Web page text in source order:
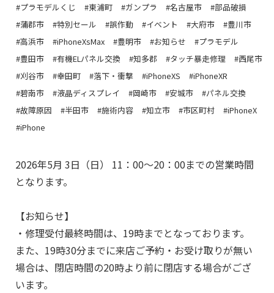
#プラモデルくじ #東浦町 #ガンプラ #名古屋市
#部品破損
#蒲郡市
#特別セール #誤作動 #イベント #大府市
#豊川市
#高浜市
#iPhoneXsMax #豊明市 #お知らせ
#プラモデル
#豊田市
#有機ELパネル交換 #知多郡 #タッチ暴走修理
#西尾市
#刈谷市
#幸田町 #落下・衝撃 #iPhoneXS
#iPhoneXR
#碧南市
#液晶ディスプレイ #岡崎市 #安城市
#パネル交換
#故障原因
#半田市 #施術内容 #知立市 #市区町村
#iPhoneX
#iPhone
2026年5月 3日（日） 11：00～20：00までの営業時間
となります。
【お知らせ】
・修理受付最終時間は、19時までとなっております。
また、19時30分までに来店ご予約・お受け取りが無い
場合は、閉店時間の20時より前に閉店する場合がござ
います。